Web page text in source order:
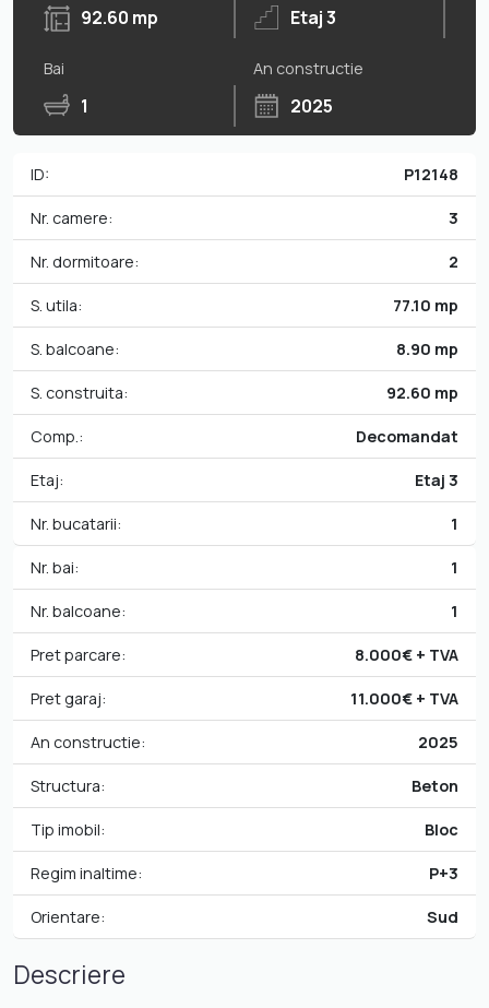
92.60 mp Etaj 3
Bai
1
An constructie
2025
ID: P12148
Nr. camere: 3
Nr. dormitoare: 2
S. utila: 77.10 mp
S. balcoane: 8.90 mp
S. construita: 92.60 mp
Comp.: Decomandat
Etaj: Etaj 3
Nr. bucatarii: 1
Nr. bai: 1
Nr. balcoane: 1
Pret parcare: 8.000€ + TVA
Pret garaj: 11.000€ + TVA
An constructie: 2025
Structura: Beton
Tip imobil: Bloc
Regim inaltime: P+3
Orientare: Sud
Descriere